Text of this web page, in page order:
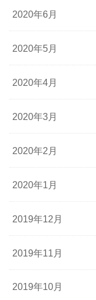
2020年6月
2020年5月
2020年4月
2020年3月
2020年2月
2020年1月
2019年12月
2019年11月
2019年10月